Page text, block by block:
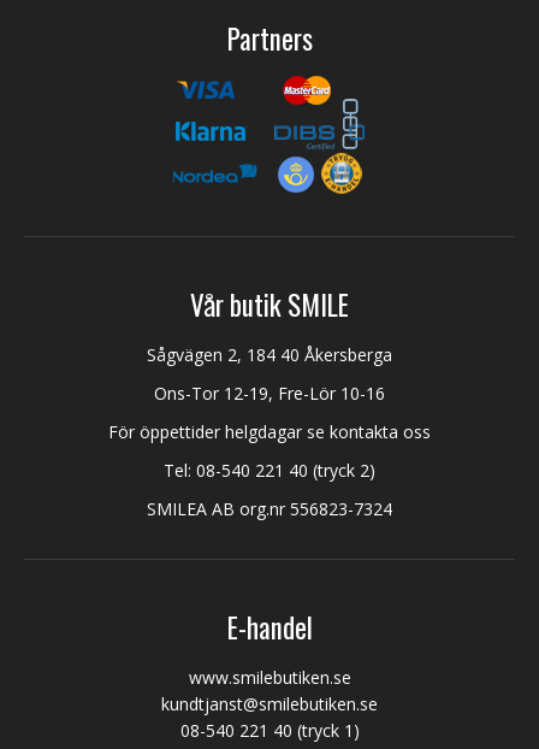
Partners
Vår butik SMILE
Sågvägen 2, 184 40 Åkersberga
Ons-Tor 12-19, Fre-Lör 10-16
För öppettider helgdagar se kontakta oss
Tel: 08-540 221 40 (tryck 2)
SMILEA AB org.nr 556823-7324
E-handel
www.smilebutiken.se
kundtjanst@smilebutiken.se
08-540 221 40 (tryck 1)